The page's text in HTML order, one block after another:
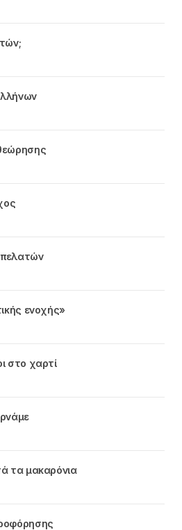
ενοχής»
στο χαρτί
τα μακαρόνια